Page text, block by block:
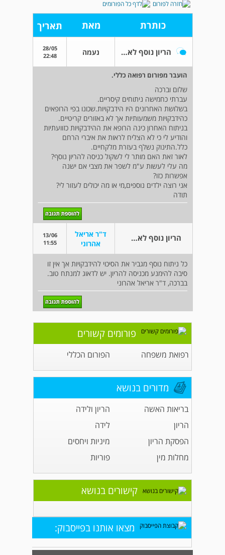
כותרת מאת תאריך
הריון נוסף לאחר קיסרי חמישי. נעמה
28/05
22:48
הועבר מפורום רפואה כללי.
שלום וברכה
עברתי כחמישה ניתוחים קיסריים.
בשלושת האחרונים היו הידבקויות.שכונו בפי הרופאים
כהידבקויות משמעותיות אך לא באזורים קריטיים.
בניתוח האחרון כינה הרופא את ההידבקויות כזוועתיות
והודיע לי כי לא הצליח לראות את איברי הרחם
כלל.התינוק נשלף בעזרת מלקחיים.
לאור זאת האם מותר לי לשקול כניסה להריון נוסף?
מה עלי לעשות ע"מ לשפר את מצבי אם ישנה
אפשרות כזו?
אני רוצה ילדים נוספים,מי או מה יכולים לעזור לי?
תודה
הריון נוסף לאחר קיסרי חמישי.
ד"ר אריאל
אהרוני
13/06
11:55
כל ניתוח נוסף מגביר את הסיכוי להידבקויות אך אין זו
סיבה להימנע מכניסה להריון. יש לדאוג למנתח טוב.
בברכה, ד"ר אריאל אהרוני
פורומים קשורים
רפואת משפחה הפורום הכללי
מדורים בנושא
בריאות האשה
הריון ולידה
הריון
לידה
הפסקת הריון
מיניות ויחסים
מחלות מין
פוריות
קישורים בנושא
מצאו אותנו בפייסבוק: